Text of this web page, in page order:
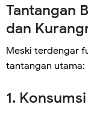
Tantangan
dan
Meski terdengar
tantangan utama:
1.